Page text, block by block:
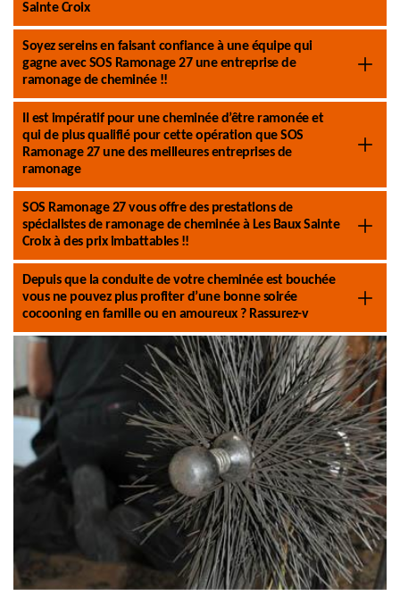
Sainte Croix
Soyez sereins en faisant confiance à une équipe qui
gagne avec SOS Ramonage 27 une entreprise de
ramonage de cheminée !!
Il est impératif pour une cheminée d’être ramonée et
qui de plus qualifié pour cette opération que SOS
Ramonage 27 une des meilleures entreprises de
ramonage
SOS Ramonage 27 vous offre des prestations de
spécialistes de ramonage de cheminée à Les Baux Sainte
Croix à des prix imbattables !!
Depuis que la conduite de votre cheminée est bouchée
vous ne pouvez plus profiter d’une bonne soirée
cocooning en famille ou en amoureux ? Rassurez-v